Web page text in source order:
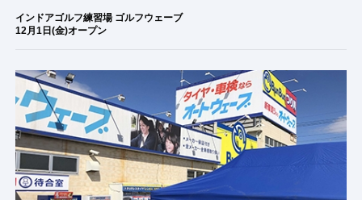
インドアゴルフ練習場 ゴルフウェーブ
12月1日(金)オープン